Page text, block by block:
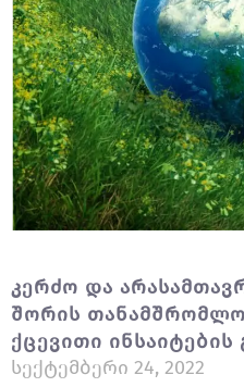
Კერძო Და
Შორის
Ქცევითი Ინსაიტების
Სექტემბერი 24, 2022